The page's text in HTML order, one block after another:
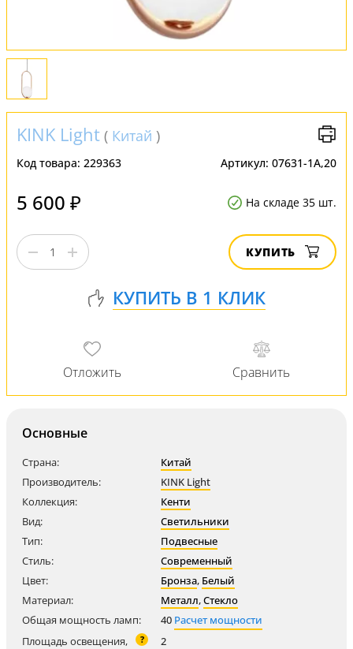
KINK Light ( Китай )
Код товара: 229363 Артикул: 07631-1A,20
5 600 ₽ На складе 35 шт.
КУПИТЬ
Основные
Страна:
Китай
Производитель:
KINK Light
Коллекция:
Кенти
Вид:
Светильники
Тип:
Подвесные
Стиль:
Современный
Цвет:
Бронза, Белый
Материал:
Металл,Стекло
Общая мощность ламп:
40 Расчет мощности
Площадь освещения,
? 2